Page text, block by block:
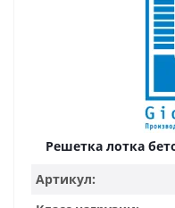
Решетка лотка
Артикул: